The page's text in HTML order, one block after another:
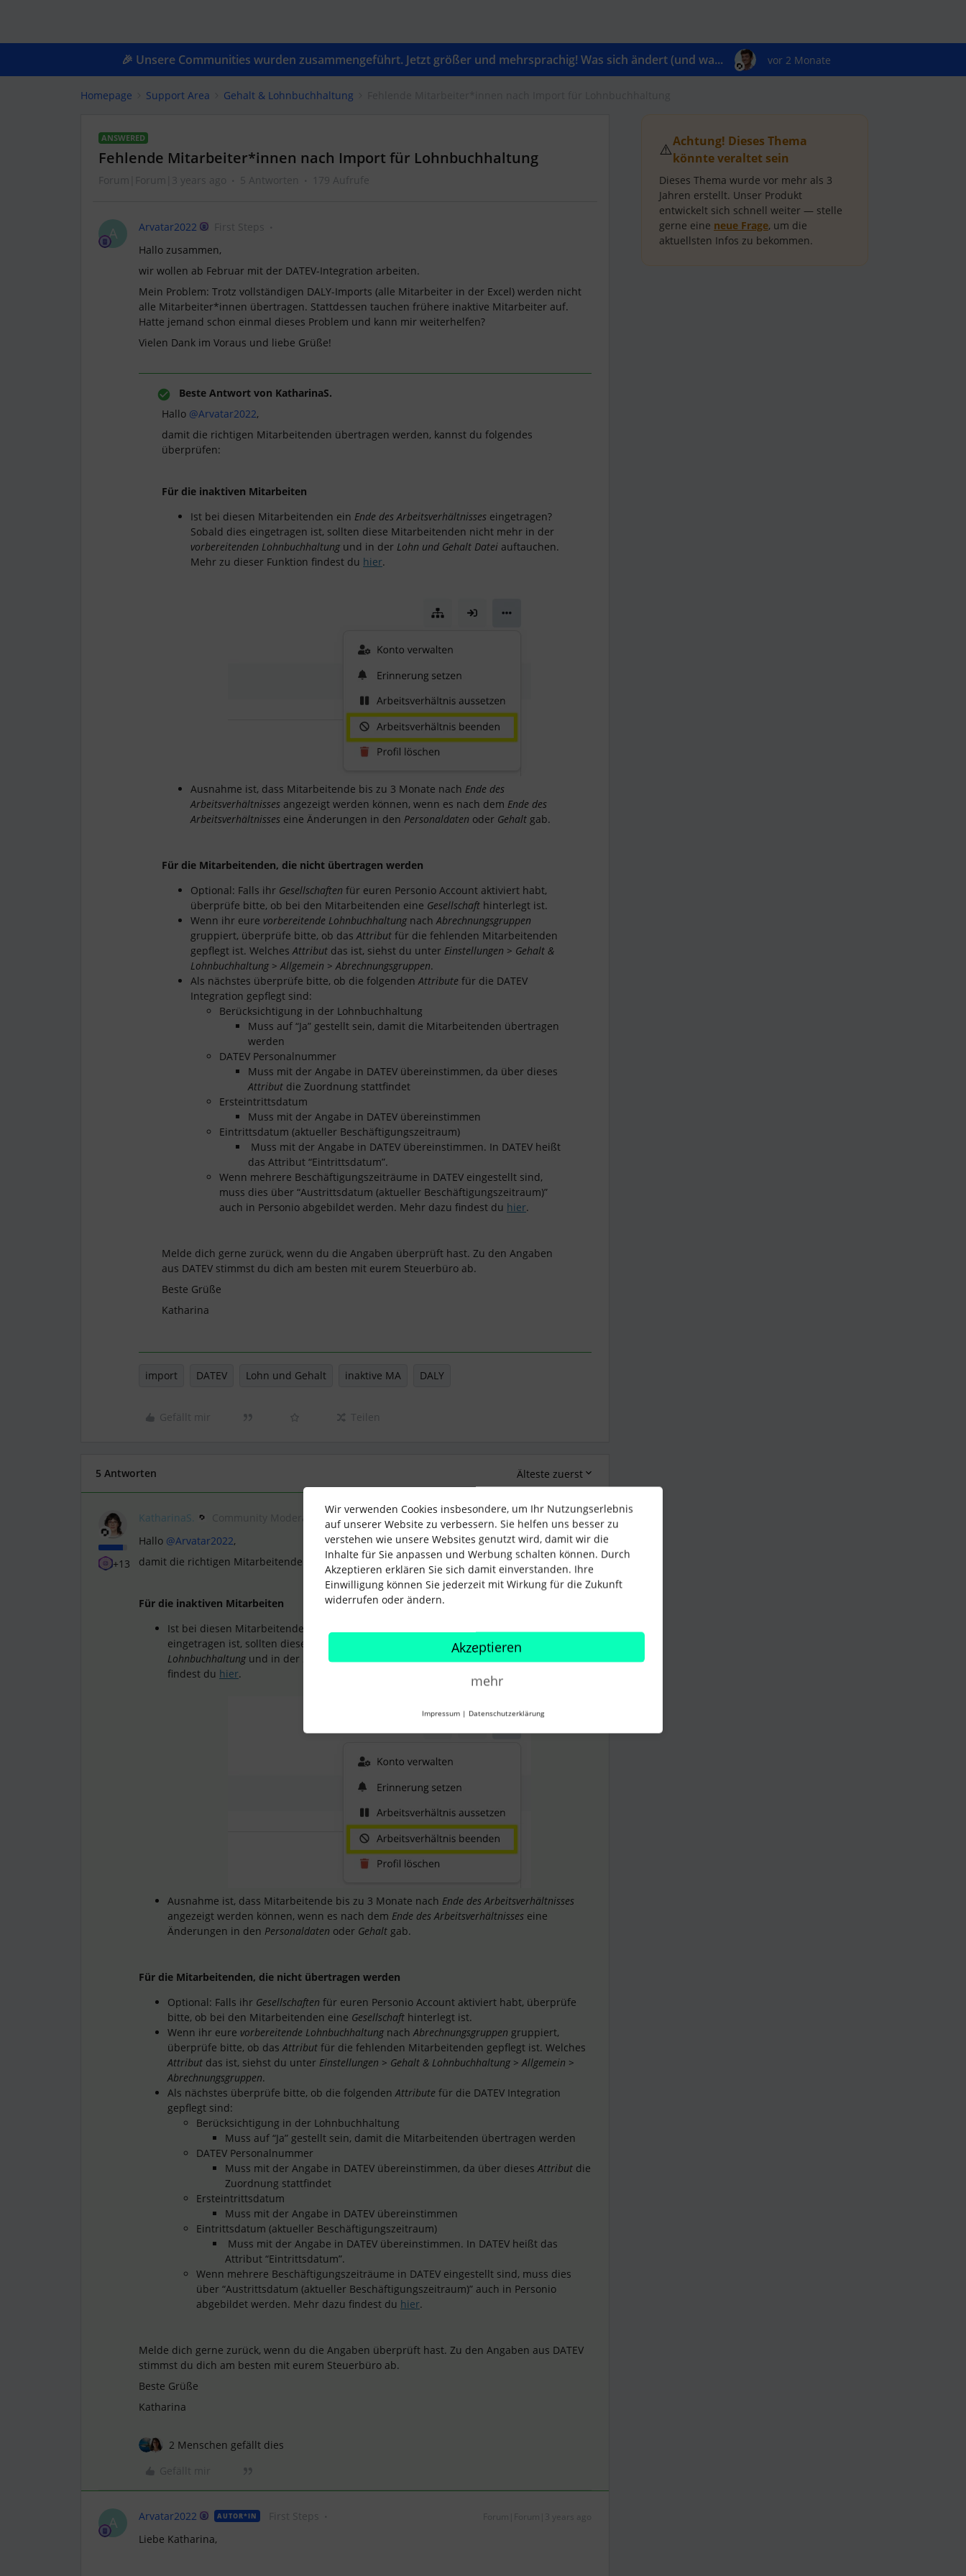
🎉 Unsere Communities wurden zusammengeführt. Jetzt größer und mehrsprachig! Was sich ändert (und wa... vor 2 Monate
Homepage Support Area Gehalt & Lohnbuchhaltung
ANSWERED
Fehlende Mitarbeiter*innen nach Import für Lohnbuchhaltung
Forum|Forum|3 years ago 5 Antworten 179 Aufrufe
A Arvatar2022
First Steps
Hallo zusammen,
wir wollen ab Februar mit der DATEV-Integration arbeiten.
Mein Problem: Trotz vollständigen DALY-Imports (alle Mitarbeiter in der Excel) werden nicht
alle Mitarbeiter*innen übertragen. Stattdessen tauchen frühere inaktive Mitarbeiter auf.
Hatte jemand schon einmal dieses Problem und kann mir weiterhelfen?
Vielen Dank im Voraus und liebe Grüße!
Beste Antwort von KatharinaS.
Hallo @Arvatar2022,
damit die richtigen Mitarbeitenden übertragen werden, kannst du folgendes
überprüfen:
Für die inaktiven Mitarbeiten
Ist bei diesen Mitarbeitenden ein Ende des Arbeitsverhältnisses eingetragen?
Sobald dies eingetragen ist, sollten diese Mitarbeitenden nicht mehr in der
vorbereitenden Lohnbuchhaltung und in der Lohn und Gehalt Datei auftauchen.
Mehr zu dieser Funktion findest du hier.
Ausnahme ist, dass Mitarbeitende bis zu 3 Monate nach Ende des
Arbeitsverhältnisses angezeigt werden können, wenn es nach dem Ende des
Arbeitsverhältnisses eine Änderungen in den Personaldaten oder Gehalt gab.
Für die Mitarbeitenden, die nicht übertragen werden
Optional: Falls ihr Gesellschaften für euren Personio Account aktiviert habt,
überprüfe bitte, ob bei den Mitarbeitenden eine Gesellschaft hinterlegt ist.
Wenn ihr eure vorbereitende Lohnbuchhaltung nachAbrechnungsgruppen
gruppiert, überprüfe bitte, ob dasAttribut für die fehlenden Mitarbeitenden
gepflegt ist. WelchesAttribut das ist, siehst du unter Einstellungen > Gehalt &
Lohnbuchhaltung > Allgemein > Abrechnungsgruppen.
Als nächstes überprüfe bitte, ob die folgendenAttribute für die DATEV
Integration gepflegt sind:
Berücksichtigung in der Lohnbuchhaltung
Muss auf “Ja” gestellt sein, damit die Mitarbeitenden übertragen
werden
DATEV Personalnummer
Muss mit der Angabe in DATEV übereinstimmen, da über dieses
Attribut die Zuordnung stattfindet
Ersteintrittsdatum
Muss mit der Angabe in DATEV übereinstimmen
Eintrittsdatum (aktueller Beschäftigungszeitraum)
Muss mit der Angabe in DATEV übereinstimmen. In DATEV heißt
das Attribut “Eintrittsdatum”.
Wenn mehrere Beschäftigungszeiträume in DATEV eingestellt sind,
muss dies über “Austrittsdatum (aktueller Beschäftigungszeitraum)”
auch in Personio abgebildet werden. Mehr dazu findest du hier.
Melde dich gerne zurück, wenn du die Angaben überprüft hast. Zu den Angaben
aus DATEV stimmst du dich am besten mit eurem Steuerbüro ab.
Beste Grüße
Katharina
import DATEV Lohn und Gehalt inaktive MA DALY
Gefällt mir Teilen
5 Antworten Älteste zuerst
+13
KatharinaS. Forum|Forum|3 years ago
Hallo @Arvatar2022,
damit die richtigen Mitarbeitenden übertragen werden, kannst du folgendes überprüfen:
Für die inaktiven Mitarbeiten
Ist bei diesen Mitarbeitenden ein
eingetragen? Sobald dies
eingetragen ist, sollten diese Mitarbeitenden nicht mehr in dervorbereitenden
Lohnbuchhaltung und in der Lohn und Gehalt Dateiauftauchen. Mehr zu dieser Funktion
findest du hier.
Ausnahme ist, dass Mitarbeitende bis zu 3 Monate nach Ende des Arbeitsverhältnisses
angezeigt werden können, wenn es nach dem Ende des Arbeitsverhältnisses eine
Änderungen in den Personaldaten oder Gehalt gab.
Für die Mitarbeitenden, die nicht übertragen werden
Optional: Falls ihr Gesellschaften für euren Personio Account aktiviert habt, überprüfe
bitte, ob bei den Mitarbeitenden eine Gesellschaft hinterlegt ist.
Wenn ihr eure vorbereitende Lohnbuchhaltung nachAbrechnungsgruppen gruppiert,
überprüfe bitte, ob dasAttribut für die fehlenden Mitarbeitenden gepflegt ist. Welches
Attribut das ist, siehst du unter Einstellungen > Gehalt & Lohnbuchhaltung > Allgemein >
Abrechnungsgruppen.
Als nächstes überprüfe bitte, ob die folgendenAttribute für die DATEV Integration
gepflegt sind:
Berücksichtigung in der Lohnbuchhaltung
Muss auf “Ja” gestellt sein, damit die Mitarbeitenden übertragen werden
DATEV Personalnummer
Muss mit der Angabe in DATEV übereinstimmen, da über diesesAttribut die
Zuordnung stattfindet
Ersteintrittsdatum
Muss mit der Angabe in DATEV übereinstimmen
Eintrittsdatum (aktueller Beschäftigungszeitraum)
Muss mit der Angabe in DATEV übereinstimmen. In DATEV heißt das
Attribut “Eintrittsdatum”.
Wenn mehrere Beschäftigungszeiträume in DATEV eingestellt sind, muss dies
über “Austrittsdatum (aktueller Beschäftigungszeitraum)” auch in Personio
abgebildet werden. Mehr dazu findest du hier.
Melde dich gerne zurück, wenn du die Angaben überprüft hast. Zu den Angaben aus DATEV
stimmst du dich am besten mit eurem Steuerbüro ab.
Beste Grüße
Katharina
2 Menschen gefällt dies
A Arvatar2022 AUTOR*IN First Steps Forum|Forum|3 years ago
Liebe Katharina,
⚠️Achtung! Dieses Thema
könnte veraltet sein
Dieses Thema wurde vor mehr als 3
Jahren erstellt. Unser Produkt
entwickelt sich schnell weiter — stelle
gerne eine neue Frage, um die
aktuellsten Infos zu bekommen.
Wir verwenden Cookies insbesondere, um Ihr Nutzungserlebnis
auf unserer Website zu verbessern. Sie helfen uns besser zu
verstehen wie unsere Websites genutzt wird, damit wir die
Inhalte für Sie anpassen und Werbung schalten können. Durch
Akzeptieren erklären Sie sich damit einverstanden. Ihre
Einwilligung können Sie jederzeit mit Wirkung für die Zukunft
widerrufen oder ändern.
Akzeptieren
mehr
Impressum | Datenschutzerklärung